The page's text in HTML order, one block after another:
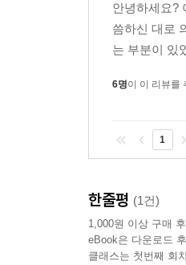
안녕하세요?
씀하신 대로
는 부분이 있
6명이 이 리뷰를
1
한줄평 (1건)
1,000원 이상 구매
eBook은 다운로드
클래스는 첫번째 회